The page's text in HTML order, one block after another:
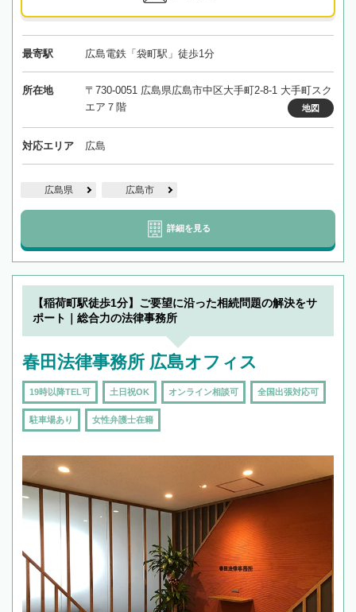
最寄駅 広島電鉄「袋町駅」徒歩1分
所在地
〒730-0051 広島県広島市中区大手町2-8-1 大手町スク
エア７階
地図
対応エリア 広島
広島県 広島市
詳細を見る
【稲荷町駅徒歩1分】ご要望に沿った相続問題の解決をサ
ポート｜総合力の法律事務所
春田法律事務所 広島オフィス
19時以降TEL可 土日祝OK オンライン相談可 全国出張対応可
駐車場あり 女性弁護士在籍